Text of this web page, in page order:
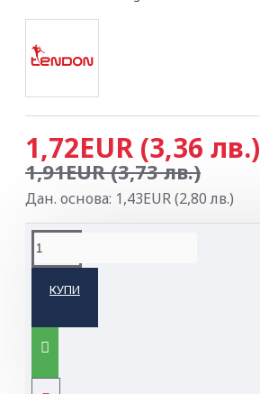
1,72EUR (3,36 лв.)
1,91EUR (3,73 лв.)
Дан. основа: 1,43EUR (2,80 лв.)
КУПИ
ОПИСАНИЕ НА ПРОДУКТА